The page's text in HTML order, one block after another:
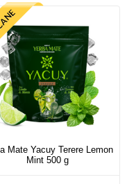
Mate Yacuy Terere Lemon
Mint 500 g